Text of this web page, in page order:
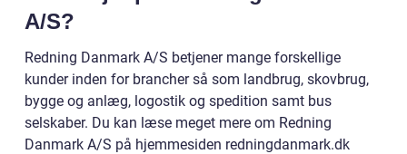
A/S?
Redning Danmark A/S betjener mange forskellige
kunder inden for brancher så som landbrug, skovbrug,
bygge og anlæg, logostik og spedition samt bus
selskaber. Du kan læse meget mere om Redning
Danmark A/S på hjemmesiden redningdanmark.dk